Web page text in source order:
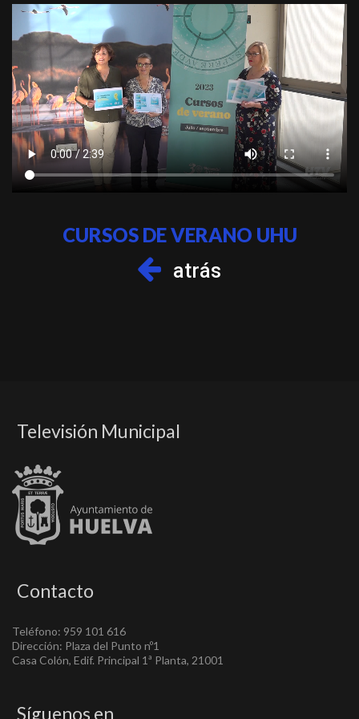
CURSOS DE VERANO UHU
atrás
Televisión Municipal
Contacto
Teléfono: 959 101 616
Dirección: Plaza del Punto nº1
Casa Colón, Edif. Principal 1ª Planta, 21001
Síguenos en